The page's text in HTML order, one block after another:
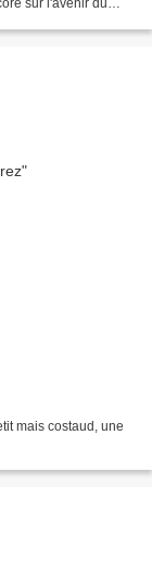
sur l'avenir du
mais costaud, une